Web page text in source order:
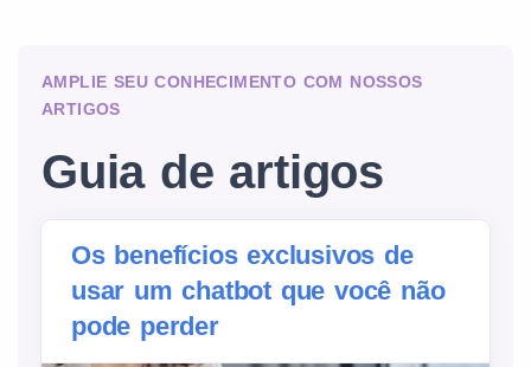
AMPLIE SEU CONHECIMENTO COM NOSSOS
ARTIGOS
Guia de artigos
Os benefícios exclusivos de
usar um chatbot que você não
pode perder